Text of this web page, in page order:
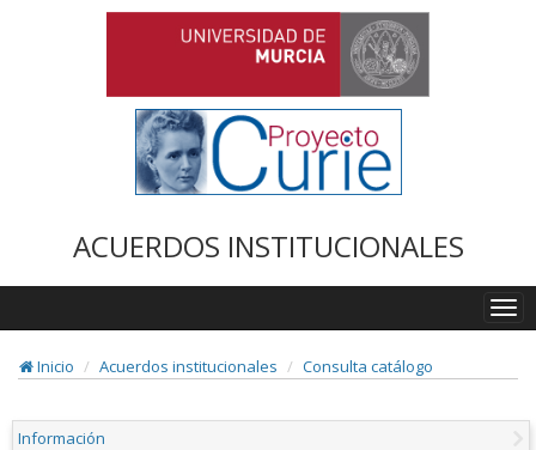
ACUERDOS INSTITUCIONALES
Inicio
Acuerdos institucionales Consulta catálogo
Información